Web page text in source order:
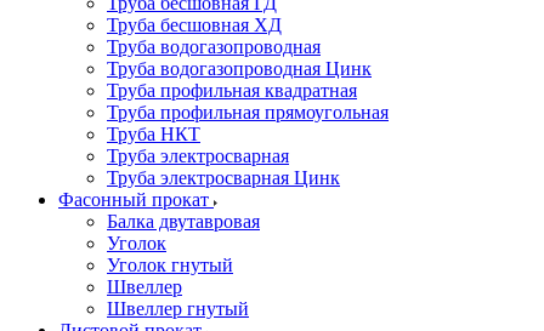
Труба бесшовная ХД
Труба водогазопроводная
Труба водогазопроводная Цинк
Труба профильная квадратная
Труба профильная прямоугольная
Труба НКТ
Труба электросварная
Труба электросварная Цинк
Фасонный прокат
Балка двутавровая
Уголок
Уголок гнутый
Швеллер
Швеллер гнутый